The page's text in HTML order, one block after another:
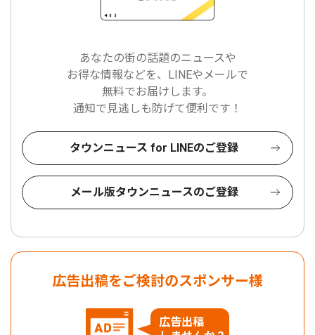
あなたの街の話題のニュースや
お得な情報などを、LINEやメールで
無料でお届けします。
通知で見逃しも防げて便利です！
タウンニュース for LINEのご登録
メール版タウンニュースのご登録
広告出稿をご検討のスポンサー様
広告出稿